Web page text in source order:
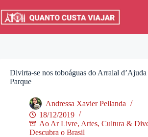
para
Divirta-se nos toboáguas do Arraial
Parque
Andressa Xavier Pellanda
18/12/2019
Ao Ar Livre, Artes, Cultura &
Descubra o Brasil